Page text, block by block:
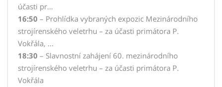
účasti pr...
16:50 – Prohlídka vybraných expozic Mezinárodního
strojírenského veletrhu – za účasti primátora P.
Vokřála, ...
18:30 – Slavnostní zahájení 60. mezinárodního
strojírenského veletrhu – za účasti primátora P.
Vokřála